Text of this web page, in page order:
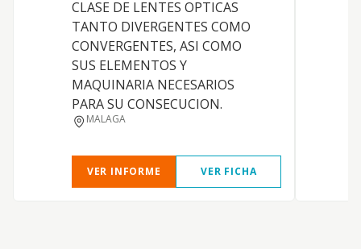
CLASE DE LENTES OPTICAS
TANTO DIVERGENTES COMO
CONVERGENTES, ASI COMO
SUS ELEMENTOS Y
MAQUINARIA NECESARIOS
PARA SU CONSECUCION.
MALAGA
VER INFORME VER FICHA